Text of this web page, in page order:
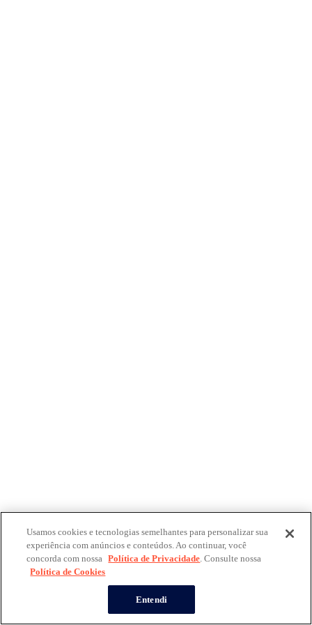
Usamos cookies e tecnologias semelhantes para personalizar sua
experiência com anúncios e conteúdos. Ao continuar, você
concorda com nossa Política de Privacidade. Consulte nossa
Política de Cookies
Entendi